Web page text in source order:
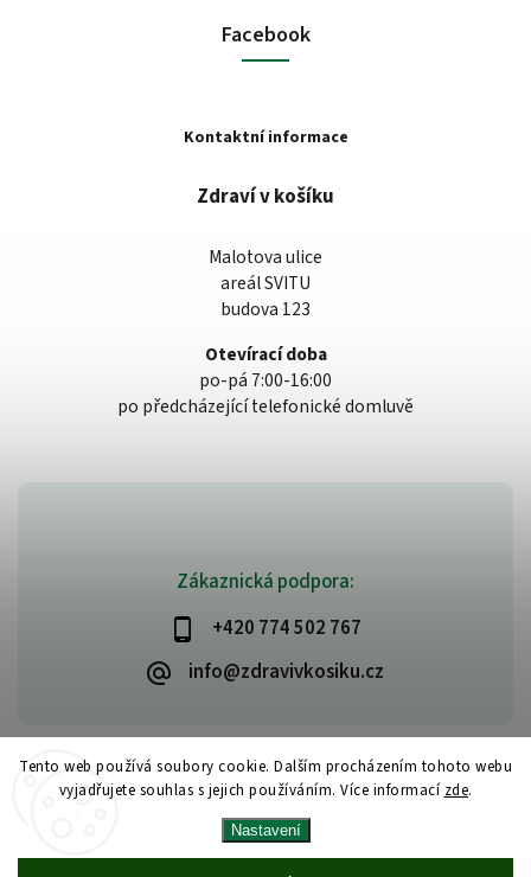
Tento web používá soubory cookie. Dalším procházením tohoto webu
vyjadřujete souhlas s jejich používáním. Více informací zde.
Nastavení
Zákaznická podpora:
+420 774 502 767
info@zdravivkosiku.cz
Facebook
Kontaktní informace
Zdraví v košíku
Malotova ulice
areál SVITU
budova 123
Otevírací doba
po-pá 7:00-16:00
po předcházející telefonické domluvě
www.zdravivkosiku.cz
Upravit nastavení cookies